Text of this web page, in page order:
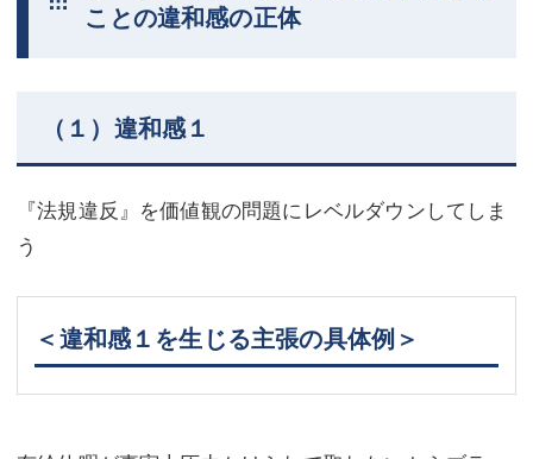
ことの違和感の正体
（１）違和感１
『法規違反』を価値観の問題にレベルダウンしてしま
う
＜違和感１を生じる主張の具体例＞